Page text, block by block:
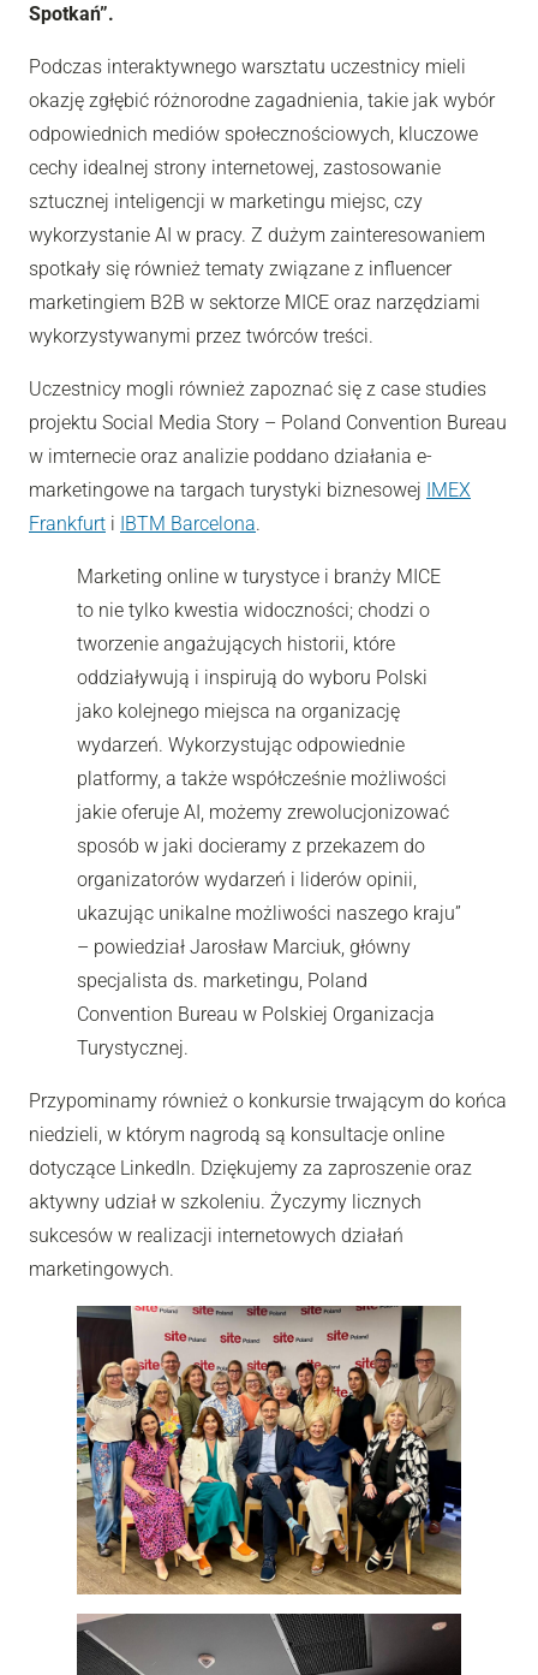
Spotkań”.
Podczas interaktywnego warsztatu uczestnicy mieli
okazję zgłębić różnorodne zagadnienia, takie jak wybór
odpowiednich mediów społecznościowych, kluczowe
cechy idealnej strony internetowej, zastosowanie
sztucznej inteligencji w marketingu miejsc, czy
wykorzystanie AI w pracy. Z dużym zainteresowaniem
spotkały się również tematy związane z influencer
marketingiem B2B w sektorze MICE oraz narzędziami
wykorzystywanymi przez twórców treści.
Uczestnicy mogli również zapoznać się z case studies
projektu Social Media Story – Poland Convention Bureau
w imternecie oraz analizie poddano działania e-
marketingowe na targach turystyki biznesowej IMEX
Frankfurt i IBTM Barcelona.
Marketing online w turystyce i branży MICE
to nie tylko kwestia widoczności; chodzi o
tworzenie angażujących historii, które
oddziaływują i inspirują do wyboru Polski
jako kolejnego miejsca na organizację
wydarzeń. Wykorzystując odpowiednie
platformy, a także współcześnie możliwości
jakie oferuje AI, możemy zrewolucjonizować
sposób w jaki docieramy z przekazem do
organizatorów wydarzeń i liderów opinii,
ukazując unikalne możliwości naszego kraju”
– powiedział Jarosław Marciuk, główny
specjalista ds. marketingu, Poland
Convention Bureau w Polskiej Organizacja
Turystycznej.
Przypominamy również o konkursie trwającym do końca
niedzieli, w którym nagrodą są konsultacje online
dotyczące LinkedIn. Dziękujemy za zaproszenie oraz
aktywny udział w szkoleniu. Życzymy licznych
sukcesów w realizacji internetowych działań
marketingowych.